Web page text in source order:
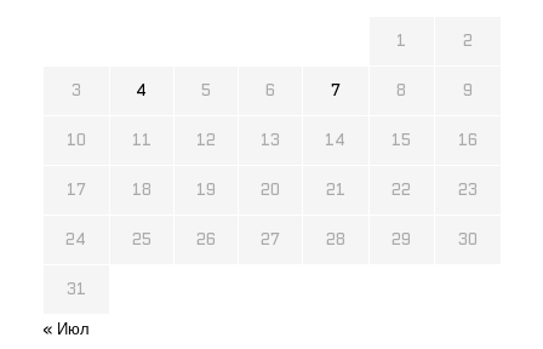
1 2
3 4 5 6 7 8 9
10 11 12 13 14 15 16
17 18 19 20 21 22 23
24 25 26 27 28 29 30
31
« Июл